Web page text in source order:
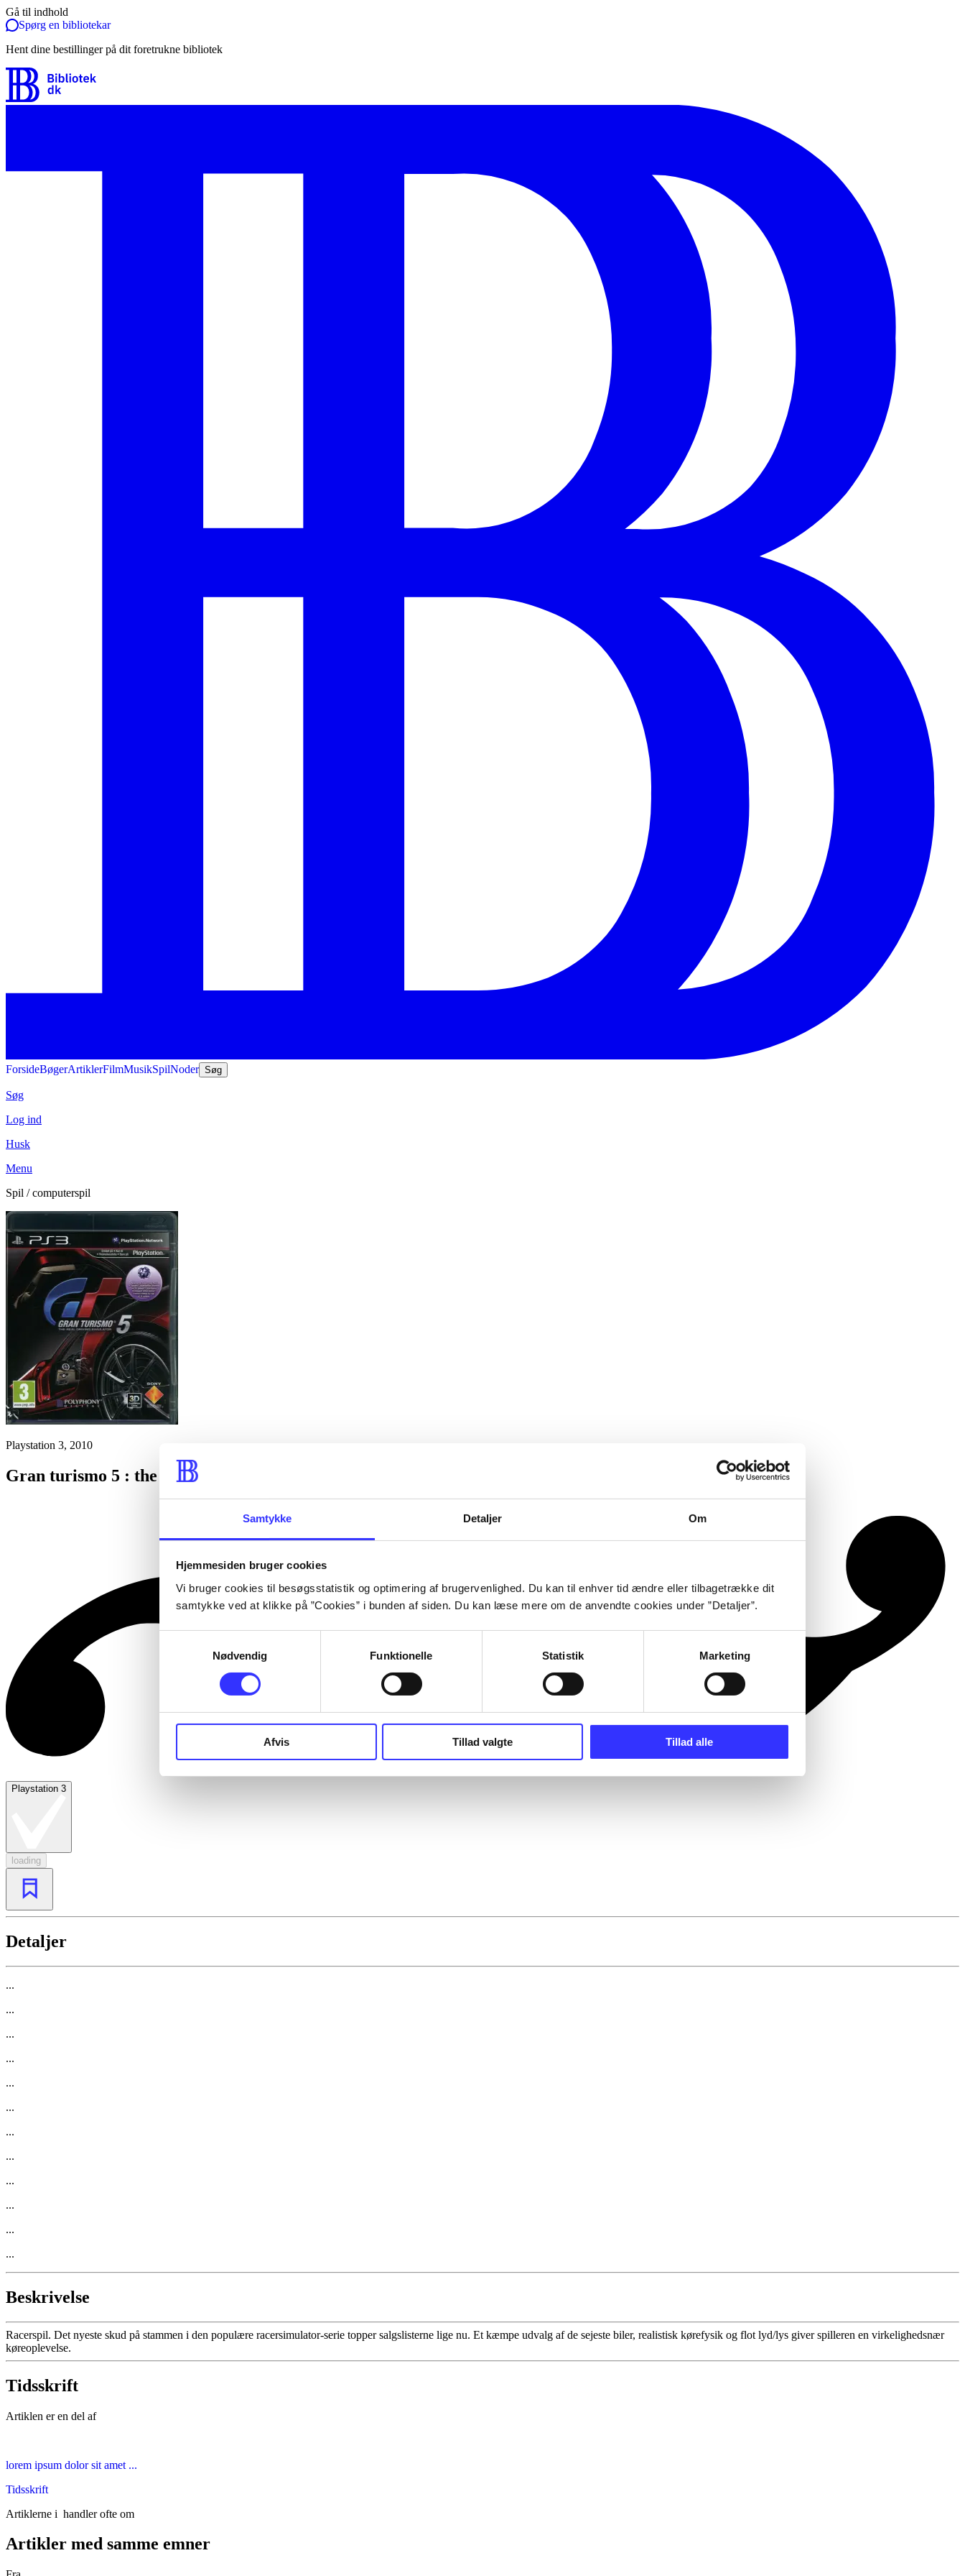
Samtykke Detaljer Om
Hjemmesiden bruger cookies
Vi bruger cookies til besøgsstatistik og optimering af brugervenlighed. Du kan til enhver tid ændre eller tilbagetrække dit
samtykke ved at klikke på ”Cookies” i bunden af siden. Du kan læse mere om de anvendte cookies under ”Detaljer”.
Nødvendig
Funktionelle Statistik Marketing
Afvis Tillad valgte Tillad alle
Gå til indhold
Spørg en bibliotekar
Hent dine bestillinger på dit foretrukne bibliotek
ForsideBøgerArtiklerFilmMusikSpilNoder Søg
Søg
Log ind
Husk
Menu
Spil / computerspil
Playstation 3, 2010
Gran turismo 5 : the real driving simulator
Playstation 3
loading
Detaljer
...
...
...
...
...
...
...
...
...
...
...
...
Beskrivelse
Racerspil. Det nyeste skud på stammen i den populære racersimulator-serie topper salgslisterne lige nu. Et kæmpe udvalg af de sejeste biler, realistisk kørefysik og flot lyd/lys giver spilleren en virkelighedsnær
køreoplevelse.
Tidsskrift
Artiklen er en del af
lorem ipsum dolor sit amet ...
Tidsskrift
Artiklerne i handler ofte om
Artikler med samme emner